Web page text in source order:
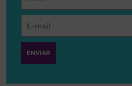
ENVIAR